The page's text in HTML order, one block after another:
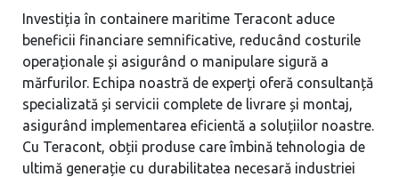
Investiția în containere maritime Teracont aduce
beneficii financiare semnificative, reducând costurile
operaționale și asigurând o manipulare sigură a
mărfurilor. Echipa noastră de experți oferă consultanță
specializată și servicii complete de livrare și montaj,
asigurând implementarea eficientă a soluțiilor noastre.
Cu Teracont, obții produse care îmbină tehnologia de
ultimă generație cu durabilitatea necesară industriei